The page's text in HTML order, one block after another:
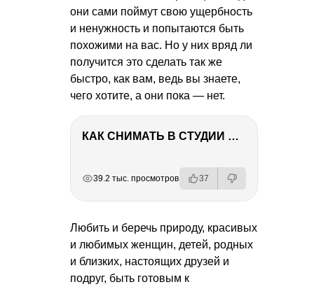
они сами поймут свою ущербность
и ненужность и попытаются быть
похожими на вас. Но у них вряд ли
получится это сделать так же
быстро, как вам, ведь вы знаете,
чего хотите, а они пока — нет.
КАК СНИМАТЬ В СТУДИИ СО ВСПЫШКАМИ
39.2 тыс. просмотров 37
Любить и беречь природу, красивых
и любимых женщин, детей, родных
и близких, настоящих друзей и
подруг, быть готовым к